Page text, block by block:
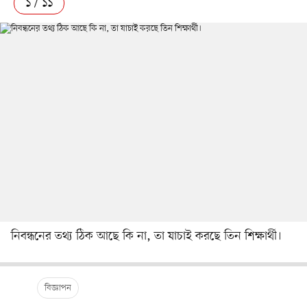
নিবন্ধনের তথ্য ঠিক আছে কি না, তা যাচাই করছে তিন শিক্ষার্থী।